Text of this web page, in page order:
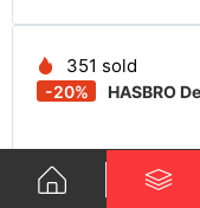
351 sold
-20%